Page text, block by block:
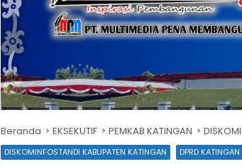
Beranda EKSEKUTIF PEMKAB KATINGAN
DISKOMINFOSTANDI KABUPATEN KATINGAN DPRD KATINGAN